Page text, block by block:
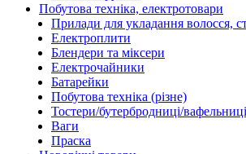
Побутова техніка, електротовари
Прилади для укладання волосся,
Електроплити
Блендери та міксери
Електрочайники
Батарейки
Побутова техніка (різне)
Тостери/бутербродниці/вафельниці
Ваги
Праска